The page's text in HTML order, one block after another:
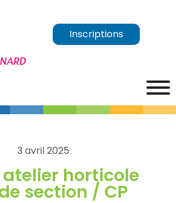
Inscriptions
3 avril 2025
atelier horticole
section / CP